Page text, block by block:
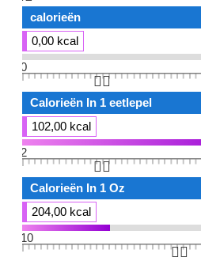
calorieën
0,00 kcal
0
👆🏻
Calorieën In 1 eetlepel
102,00 kcal
2
👆🏻
Calorieën In 1 Oz
204,00 kcal
10
👆🏻